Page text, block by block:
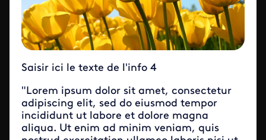
Saisir ici le texte de l'info 4
"Lorem ipsum dolor sit amet, consectetur
adipiscing elit, sed do eiusmod tempor
incididunt ut labore et dolore magna
aliqua. Ut enim ad minim veniam, quis